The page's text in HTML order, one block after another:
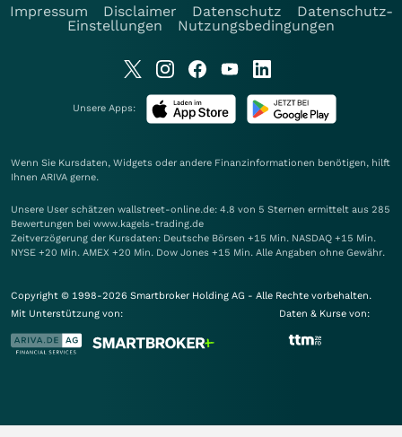
Impressum
Disclaimer Datenschutz
Datenschutz-
Einstellungen
Nutzungsbedingungen
Unsere Apps:
Wenn Sie Kursdaten, Widgets oder andere Finanzinformationen benötigen, hilft
Ihnen ARIVA gerne.
Unsere User schätzen wallstreet-online.de: 4.8 von 5 Sternen ermittelt aus 285
Bewertungen bei www.kagels-trading.de
Zeitverzögerung der Kursdaten: Deutsche Börsen +15 Min. NASDAQ +15 Min.
NYSE +20 Min. AMEX +20 Min. Dow Jones +15 Min. Alle Angaben ohne Gewähr.
Copyright © 1998-2026 Smartbroker Holding AG - Alle Rechte vorbehalten.
Mit Unterstützung von:
Daten & Kurse von: